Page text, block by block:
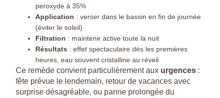
peroxyde à 35%
Application : verser dans le bassin en fin de journée
(éviter le soleil)
Filtration : maintenir active toute la nuit
Résultats : effet spectaculaire dès les premières
heures, eau souvent cristalline au réveil
Ce remède convient particulièrement aux urgences :
fête prévue le lendemain, retour de vacances avec
surprise désagréable, ou panne prolongée du